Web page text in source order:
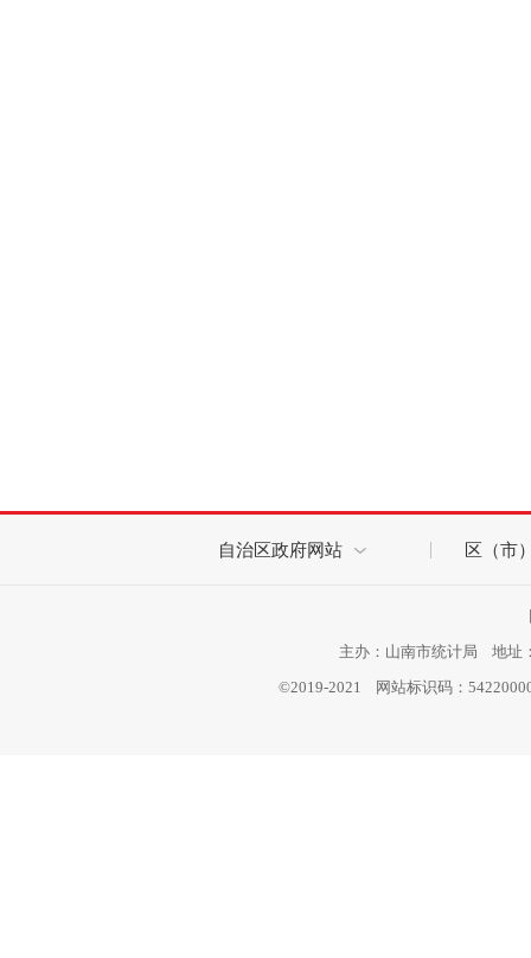
自治区政府网站 区（市
主办：山南市统计局 地址
©2019-2021 网站标识码：